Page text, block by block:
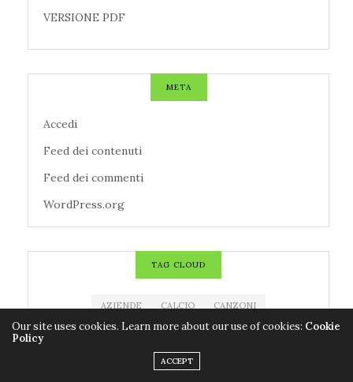
VERSIONE PDF
META
Accedi
Feed dei contenuti
Feed dei commenti
WordPress.org
TAG CLOUD
AZIENDE CALCIO CANZONI
CENTROMETEOITALIANO CINEMA CNR
COLDIRETTI
Our site uses cookies. Learn more about our use of cookies: Cookie
Policy
ACCEPT